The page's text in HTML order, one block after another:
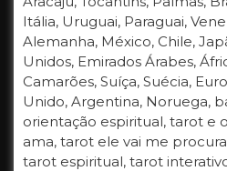
Itália, Uruguai, Paraguai,
Alemanha, México, Chile,
Unidos, Emirados Árabes,
Camarões, Suíça, Suécia,
Unido, Argentina, Noruega,
orientação espiritual, tarot e
ama, tarot ele vai me
tarot espiritual, tarot